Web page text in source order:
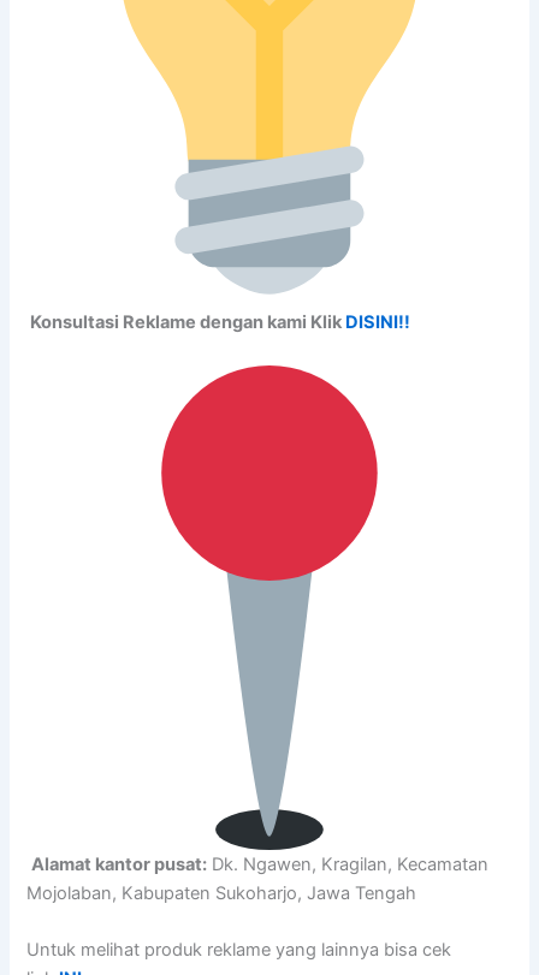
Konsultasi Reklame dengan kami Klik DISINI!!
Alamat kantor pusat: Dk. Ngawen, Kragilan, Kecamatan
Mojolaban, Kabupaten Sukoharjo, Jawa Tengah
Untuk melihat produk reklame yang lainnya bisa cek